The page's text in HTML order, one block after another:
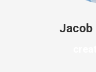
Jacob